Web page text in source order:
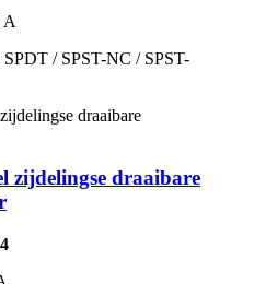
A
/ SPST-NC / SPST-
zijdelingse draaibare